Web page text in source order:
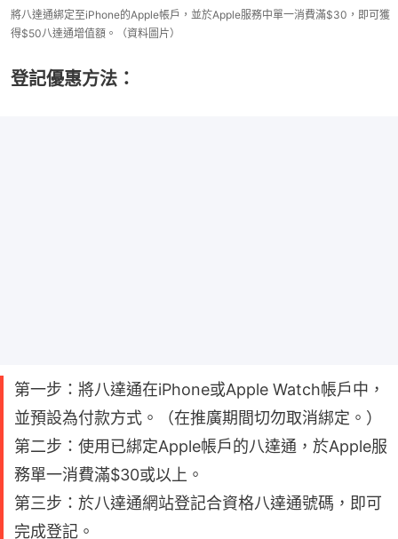
將八達通綁定至iPhone的Apple帳戶，並於Apple服務中單一消費滿$30，即可獲
得$50八達通增值額。（資料圖片）
登記優惠方法：
第一步：將八達通在iPhone或Apple Watch帳戶中，
並預設為付款方式。（在推廣期間切勿取消綁定。）
第二步：使用已綁定Apple帳戶的八達通，於Apple服
務單一消費滿$30或以上。
第三步：於八達通網站登記合資格八達通號碼，即可
完成登記。